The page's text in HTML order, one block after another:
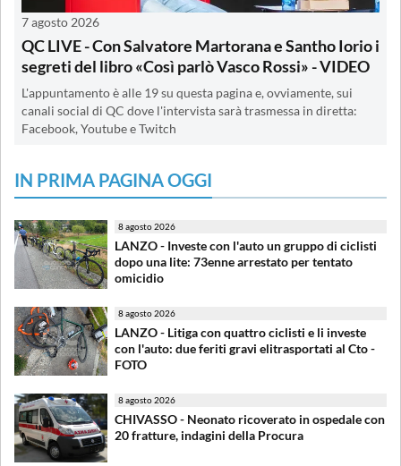
7 agosto 2026
QC LIVE - Con Salvatore Martorana e Santho Iorio i
segreti del libro «Così parlò Vasco Rossi» - VIDEO
L'appuntamento è alle 19 su questa pagina e, ovviamente, sui
canali social di QC dove l'intervista sarà trasmessa in diretta:
Facebook, Youtube e Twitch
IN PRIMA PAGINA OGGI
8 agosto 2026
LANZO - Investe con l'auto un gruppo di ciclisti
dopo una lite: 73enne arrestato per tentato
omicidio
8 agosto 2026
LANZO - Litiga con quattro ciclisti e li investe
con l'auto: due feriti gravi elitrasportati al Cto -
FOTO
8 agosto 2026
CHIVASSO - Neonato ricoverato in ospedale con
20 fratture, indagini della Procura